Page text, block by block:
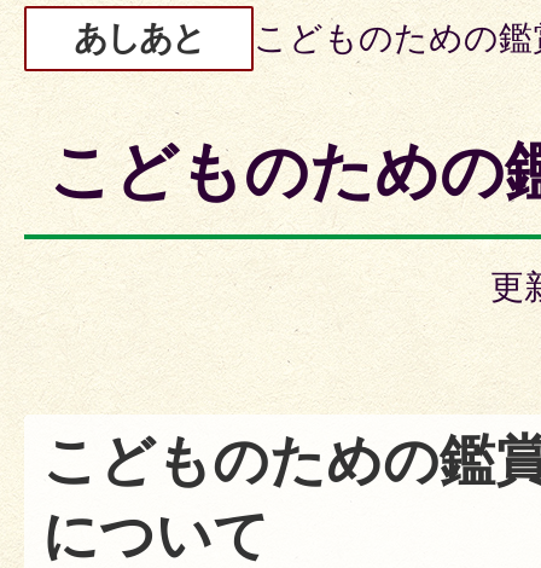
あしあと こどものための
こどものための
更
こどものための鑑
について